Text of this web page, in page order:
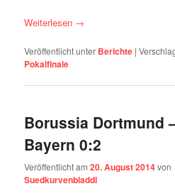
Weiterlesen →
Veröffentlicht unter Berichte |
Pokalfinale
Borussia Dortmund
Bayern 0:2
Veröffentlicht am20. August 2014von
Suedkurvenbladdl